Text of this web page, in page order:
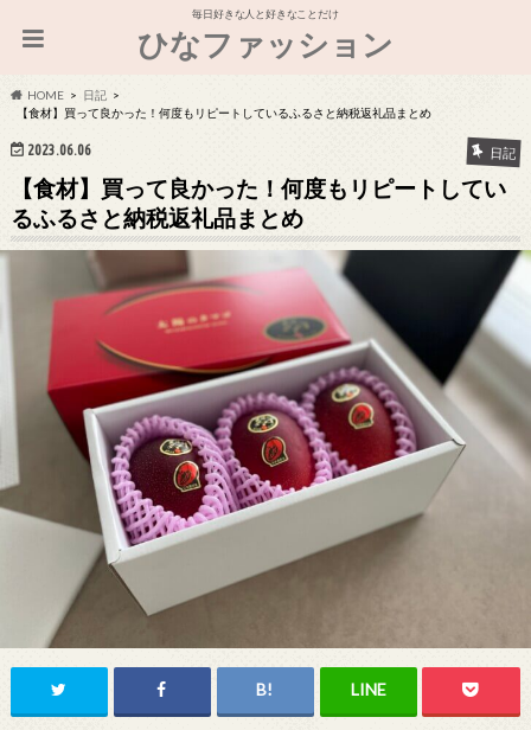
毎日好きな人と好きなことだけ
ひなファッション
HOME
日記
【食材】買って良かった！何度もリピートしているふるさと納税返礼品まとめ
2023.06.06 日記
【食材】買って良かった！何度もリピートしてい
るふるさと納税返礼品まとめ